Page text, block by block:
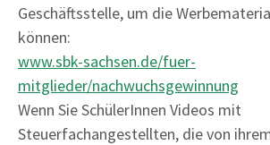
Geschäftsstelle, um die
können:
www.sbk-sachsen.de/fuer-
mitglieder/nachwuchsgewinnung
Wenn Sie SchülerInnen Videos mit
Steuerfachangestellten, die von